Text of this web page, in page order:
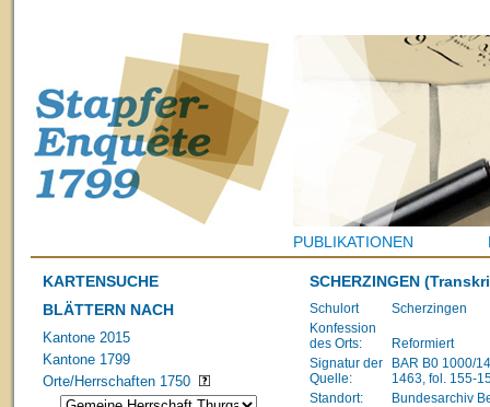
PUBLIKATIONEN
KARTENSUCHE
BLÄTTERN NACH
Kantone 2015
Kantone 1799
Orte/Herrschaften 1750
SCHERZINGEN
Schulort
Scherzingen
Konfession
des Orts:
Reformiert
Signatur der
Quelle:
BAR B0 1000/
1463, fol. 155-
Standort:
Bundesarchiv